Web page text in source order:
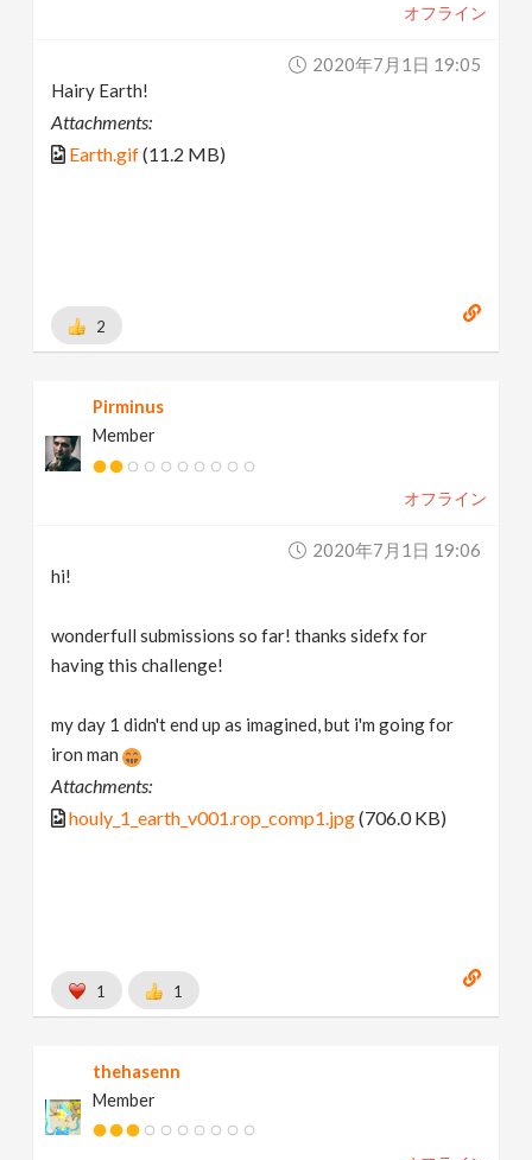
オフライン
2020年7月1日 19:05
Hairy Earth!
Attachments:
Earth.gif(11.2 MB)
2
Pirminus
Member
オフライン
2020年7月1日 19:06
hi!
wonderfull submissions so far! thanks sidefx for
having this challenge!
my day 1 didn't end up as imagined, but i'm going for
iron man
Attachments:
houly_1_earth_v001.rop_comp1.jpg(706.0 KB)
1 1
thehasenn
Member